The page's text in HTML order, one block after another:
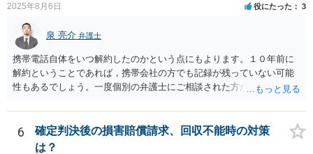
2025年8月6日 役にたった 3
泉 亮介 弁護士
携帯電話自体をいつ解約したのかという点にもよります。１０年前に
解約ということであれば，携帯会社の方でも記録が残っていない可能
性もあるでしょう。一度個別の弁護士にご相談された方が良いかと思
6
確定判決後の損害賠償請求、回収不能時の対策
は？